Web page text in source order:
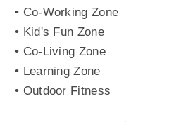
• Co-Working Zone
• Kid's Fun Zone
• Co-Living Zone
• Learning Zone
• Outdoor Fitness